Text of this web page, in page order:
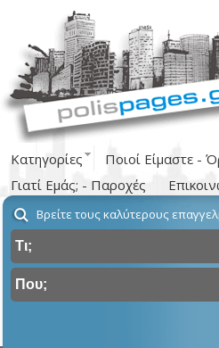
Κατηγορίες
Ποιοί Είμαστε -
Γιατί Εμάς; - Παροχές
Βρείτε τους καλύτερους